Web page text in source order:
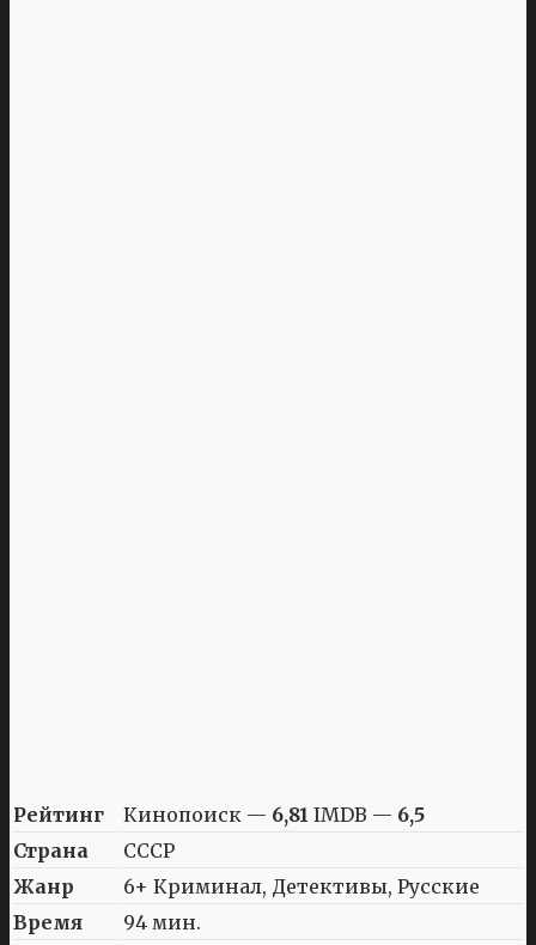
Рейтинг Кинопоиск — 6,81 IMDB — 6,5
Страна
СССР
Жанр
6+ Криминал, Детективы, Русские
Время
94 мин.